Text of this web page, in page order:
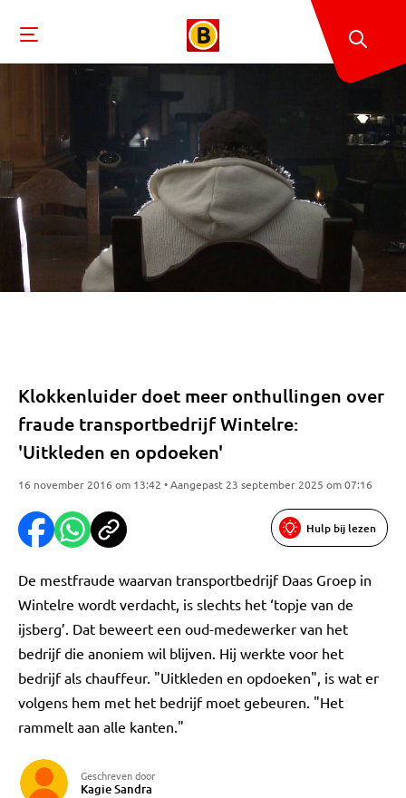
Klokkenluider doet meer onthullingen over
fraude transportbedrijf Wintelre:
'Uitkleden en opdoeken'
16 november 2016 om 13:42 • Aangepast 23 september 2025 om 07:16
Hulp bij lezen
De mestfraude waarvan transportbedrijf Daas Groep in
Wintelre wordt verdacht, is slechts het ‘topje van de
ijsberg’. Dat beweert een oud-medewerker van het
bedrijf die anoniem wil blijven. Hij werkte voor het
bedrijf als chauffeur. "Uitkleden en opdoeken", is wat er
volgens hem met het bedrijf moet gebeuren. "Het
rammelt aan alle kanten."
Geschreven door
Kagie Sandra